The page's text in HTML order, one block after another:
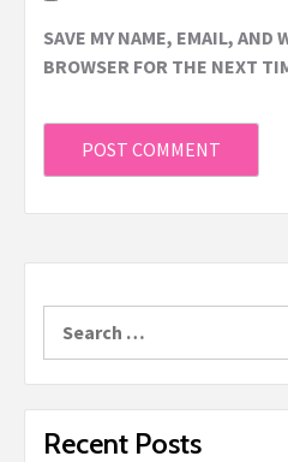
SAVE MY NAME, EMAIL, AND
BROWSER FOR THE NEXT
Recent Posts